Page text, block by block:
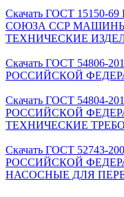
Скачать ГОСТ
СОЮЗА ССР
ТЕХНИЧЕСКИЕ
Скачать ГОСТ
РОССИЙСКОЙ
Скачать ГОСТ
РОССИЙСКОЙ
ТЕХНИЧЕСКИЕ
Скачать ГОСТ
РОССИЙСКОЙ
НАСОСНЫЕ ДЛЯ